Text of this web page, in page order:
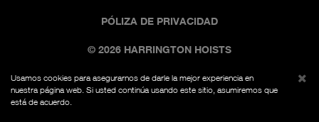
© 2026 HARRINGTON HOISTS
PÓLIZA DE PRIVACIDAD
La imagen comercial negra y amarilla es una marca
registrada de Kito, Fed. Reg. No. 7,342,071. Todos los
Usamos cookies para asegurarnos de darle la mejor experiencia en
nuestra página web. Si usted continúa usando este sitio, asumiremos que
está de acuerdo.